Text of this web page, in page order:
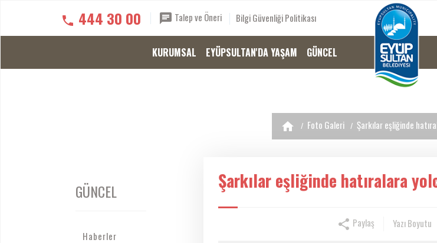
444 30 00 Talep ve Öneri Bilgi Güvenliği Politikası
KURUMSAL EYÜPSULTAN'DA YAŞAM GÜNCEL
Foto Galeri Şarkılar eşliğinde
GÜNCEL
Haberler
Şarkılar eşliğinde hatıralara
Yazı Boyutu
Paylaş